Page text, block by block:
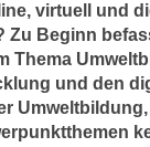
virtuell und
Zu Beginn
Thema
und den